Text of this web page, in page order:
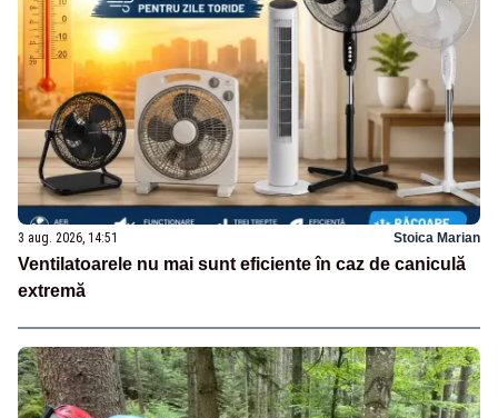
3 aug. 2026, 14:51 Stoica Marian
Ventilatoarele nu mai sunt eficiente în caz de caniculă
extremă